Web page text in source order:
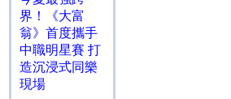
界！《大富
翁》首度攜手
中職明星賽 打
造沉浸式同樂
現場